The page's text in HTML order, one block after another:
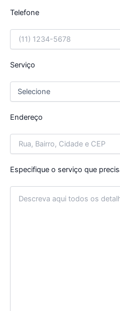
Telefone
Serviço
Endereço
Especifique o serviço que